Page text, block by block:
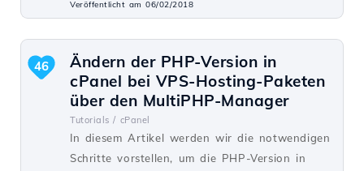
Veröffentlicht am 06/02/2018
Ändern der PHP-Version in
cPanel bei VPS-Hosting-Paketen
über den MultiPHP-Manager
Tutorials / cPanel
In diesem Artikel werden wir die notwendigen
Schritte vorstellen, um die PHP-Version in
46